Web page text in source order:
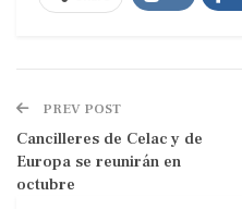
popularizada por el
“pagadores seriales”.
pago a los holdouts
confirmarlo, mientras
PREV POST
Cancilleres de Celac y de
Europa se reunirán en
octubre